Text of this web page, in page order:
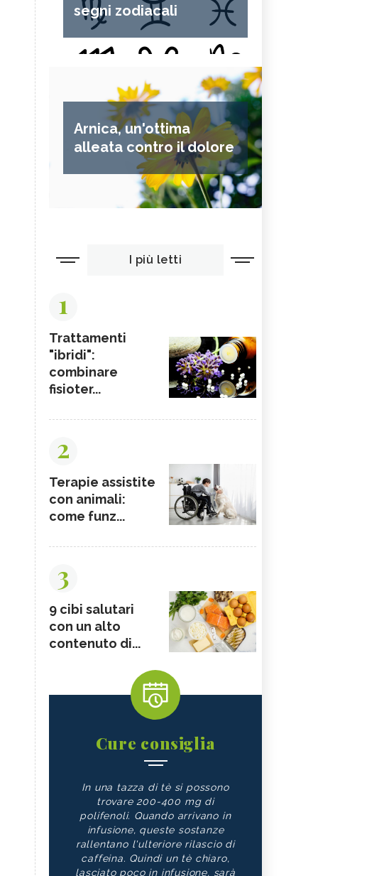
segni zodiacali
Arnica, un'ottima
alleata contro il dolore
I più letti
1
Trattamenti
"ibridi":
combinare
fisioter...
2
Terapie assistite
con animali:
come funz...
3
9 cibi salutari
con un alto
contenuto di...
Cure consiglia
In una tazza di tè si possono
trovare 200-400 mg di
polifenoli. Quando arrivano in
infusione, queste sostanze
rallentano l'ulteriore rilascio di
caffeina. Quindi un tè chiaro,
lasciato poco in infusione, sarà